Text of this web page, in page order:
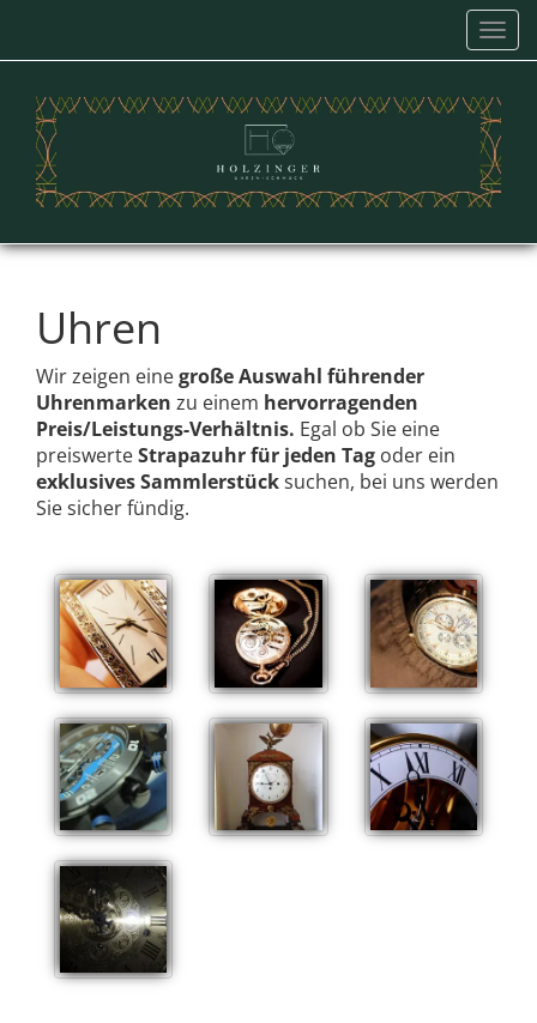
Uhren
Wir zeigen einegroße Auswahl führender
Uhrenmarken zu einem hervorragenden
Preis/Leistungs-Verhältnis. Egal ob Sie eine
preiswerteStrapazuhr für jeden Tag oder ein
exklusives Sammlerstücksuchen, bei uns werden
Sie sicher fündig.